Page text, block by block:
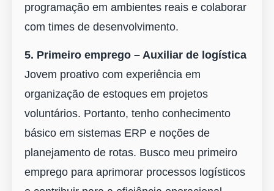
programação em ambientes reais e colaborar
com times de desenvolvimento.
5. Primeiro emprego – Auxiliar de logística
Jovem proativo com experiência em
organização de estoques em projetos
voluntários. Portanto, tenho conhecimento
básico em sistemas ERP e noções de
planejamento de rotas. Busco meu primeiro
emprego para aprimorar processos logísticos